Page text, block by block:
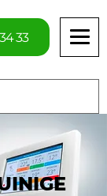
33